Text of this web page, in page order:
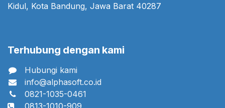
Kidul, Kota Bandung, Jawa Barat 40287
Terhubung dengan kami
Hubungi kami
info@alphasoft.co.id
0821-1035-0461
0813-1010-909